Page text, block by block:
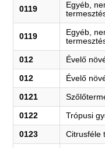
0119
Egyéb,
0119
Egyéb,
012 Évelő
012 Évelő
0121
0122 Trópusi
0123 Citrusféle